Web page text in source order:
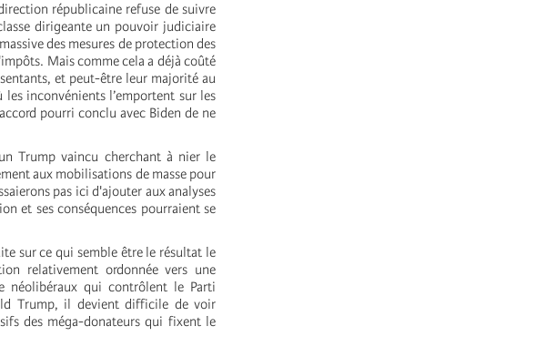
républicaine refuse de suivre
dirigeante un pouvoir judiciaire
des mesures de protection des
Mais comme cela a déjà coûté
et peut-être leur majorité au
inconvénients l’emportent sur les
pourri conclu avec Biden de ne
Trump vaincu cherchant à nier le
aux mobilisations de masse pour
pas ici d'ajouter aux analyses
et ses conséquences pourraient se
sur ce qui semble être le résultat le
relativement ordonnée vers une
néolibéraux qui contrôlent le Parti
Trump, il devient difficile de voir
des méga-donateurs qui fixent le